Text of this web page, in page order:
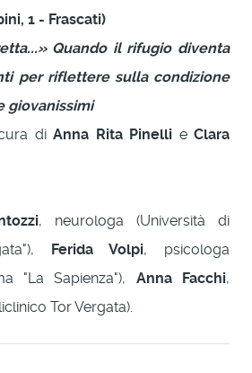
1 - Frascati)
Quando il rifugio diventa
per riflettere sulla condizione
giovanissimi
diAnna Rita Pinelli eClara
, neurologa (Università di
Ferida Volpi, psicologa
"La Sapienza"), Anna Facchi,
Tor Vergata).